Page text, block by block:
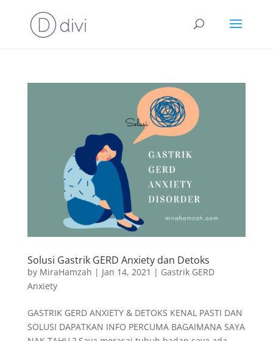
Solusi Gastrik GERD Anxiety dan Detoks
by MiraHamzah | Jan 14, 2021 | Gastrik GERD
Anxiety
GASTRIK GERD ANXIETY & DETOKS KENAL PASTI DAN
SOLUSI DAPATKAN INFO PERCUMA BAGAIMANA SAYA